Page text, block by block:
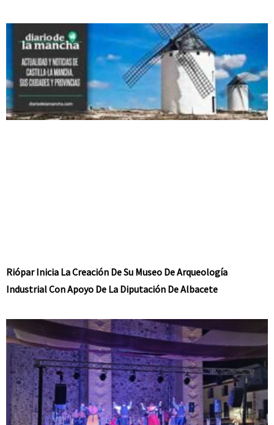
Riópar Inicia La Creación De Su Museo De Arqueología
Industrial Con Apoyo De La Diputación De Albacete